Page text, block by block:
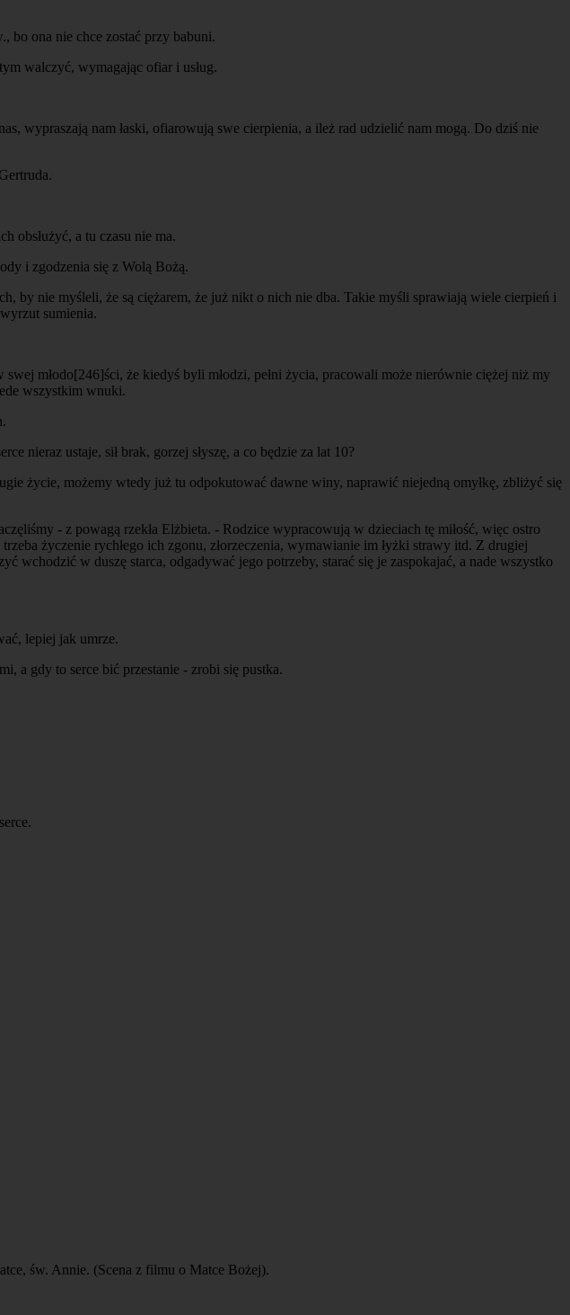
bo ona nie chce zostać przy babuni.
walczyć, wymagając ofiar i usług.
wypraszają nam łaski, ofiarowują swe cierpienia, a ileż rad udzielić nam mogą. Do dziś nie
obsłużyć, a tu czasu nie ma.
i zgodzenia się z Wolą Bożą.
by nie myśleli, że są ciężarem, że już nikt o nich nie dba. Takie myśli sprawiają wiele cierpień i
sumienia.
swej młodo[246]ści, że kiedyś byli młodzi, pełni życia, pracowali może nierównie ciężej niż my
wszystkim wnuki.
nieraz ustaje, sił brak, gorzej słyszę, a co będzie za lat 10?
życie, możemy wtedy już tu odpokutować dawne winy, naprawić niejedną omyłkę, zbliżyć się
- z powagą rzekła Elżbieta. - Rodzice wypracowują w dzieciach tę miłość, więc ostro
życzenie rychłego ich zgonu, złorzeczenia, wymawianie im łyżki strawy itd. Z drugiej
wchodzić w duszę starca, odgadywać jego potrzeby, starać się je zaspokajać, a nade wszystko
lepiej jak umrze.
a gdy to serce bić przestanie - zrobi się pustka.
św. Annie. (Scena z filmu o Matce Bożej).